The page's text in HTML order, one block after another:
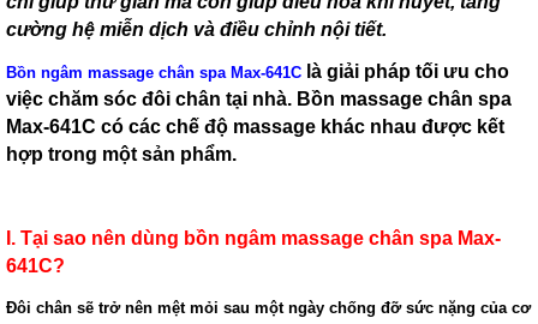
cường hệ miễn dịch và điều chỉnh nội tiết.
Bồn ngâm massage chân spa Max-641C là giải pháp tối ưu cho
việc chăm sóc đôi chân tại nhà. Bồn massage chân spa
Max-641C có các chế độ massage khác nhau được kết
hợp trong một sản phẩm.
I. Tại sao nên dùng bồn ngâm massage chân spa Max-
641C?
Đôi chân sẽ trở nên mệt mỏi sau một ngày chống đỡ sức nặng của cơ